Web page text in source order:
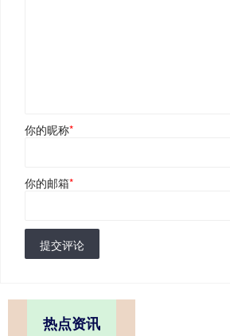
你的昵称*
你的邮箱*
提交评论
热点资讯